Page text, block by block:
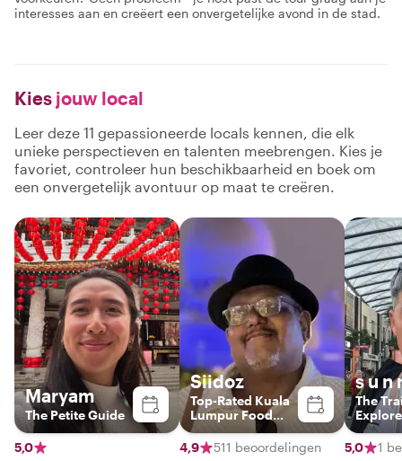
interesses aan en creëert een onvergetelijke avond in de stad.
Kies jouw local
Leer deze 11 gepassioneerde locals kennen, die elk
unieke perspectieven en talenten meebrengen. Kies je
favoriet, controleer hun beschikbaarheid en boek om
een onvergetelijk avontuur op maat te creëren.
Maryam
The Petite Guide
5,0
Siidoz
Top-Rated Kuala
Lumpur Food
Experience Host
4,9
511 beoordelingen
s u n
The
5,0 1